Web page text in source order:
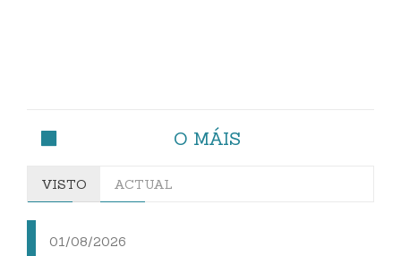
O MÁIS
VISTO ACTUAL
01/08/2026